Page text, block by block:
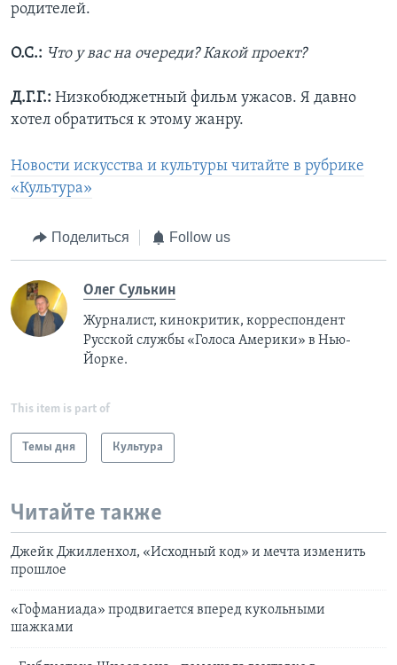
родителей.
О.С.: Что у вас на очереди? Какой проект?
Д.Г.Г.: Низкобюджетный фильм ужасов. Я давно
хотел обратиться к этому жанру.
Новости искусства и культуры читайте в рубрике
«Культура»
Поделиться Follow us
Олег Сулькин
Журналист, кинокритик, корреспондент
Русской службы «Голоса Америки» в Нью-
Йорке.
This item is part of
Темы дня Культура
Читайте также
Джейк Джилленхол, «Исходный код» и мечта изменить
прошлое
«Гофманиада» продвигается вперед кукольными
шажками